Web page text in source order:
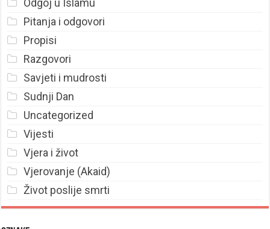
Odgoj u Islamu
Pitanja i odgovori
Propisi
Razgovori
Savjeti i mudrosti
Sudnji Dan
Uncategorized
Vijesti
Vjera i život
Vjerovanje (Akaid)
Život poslije smrti